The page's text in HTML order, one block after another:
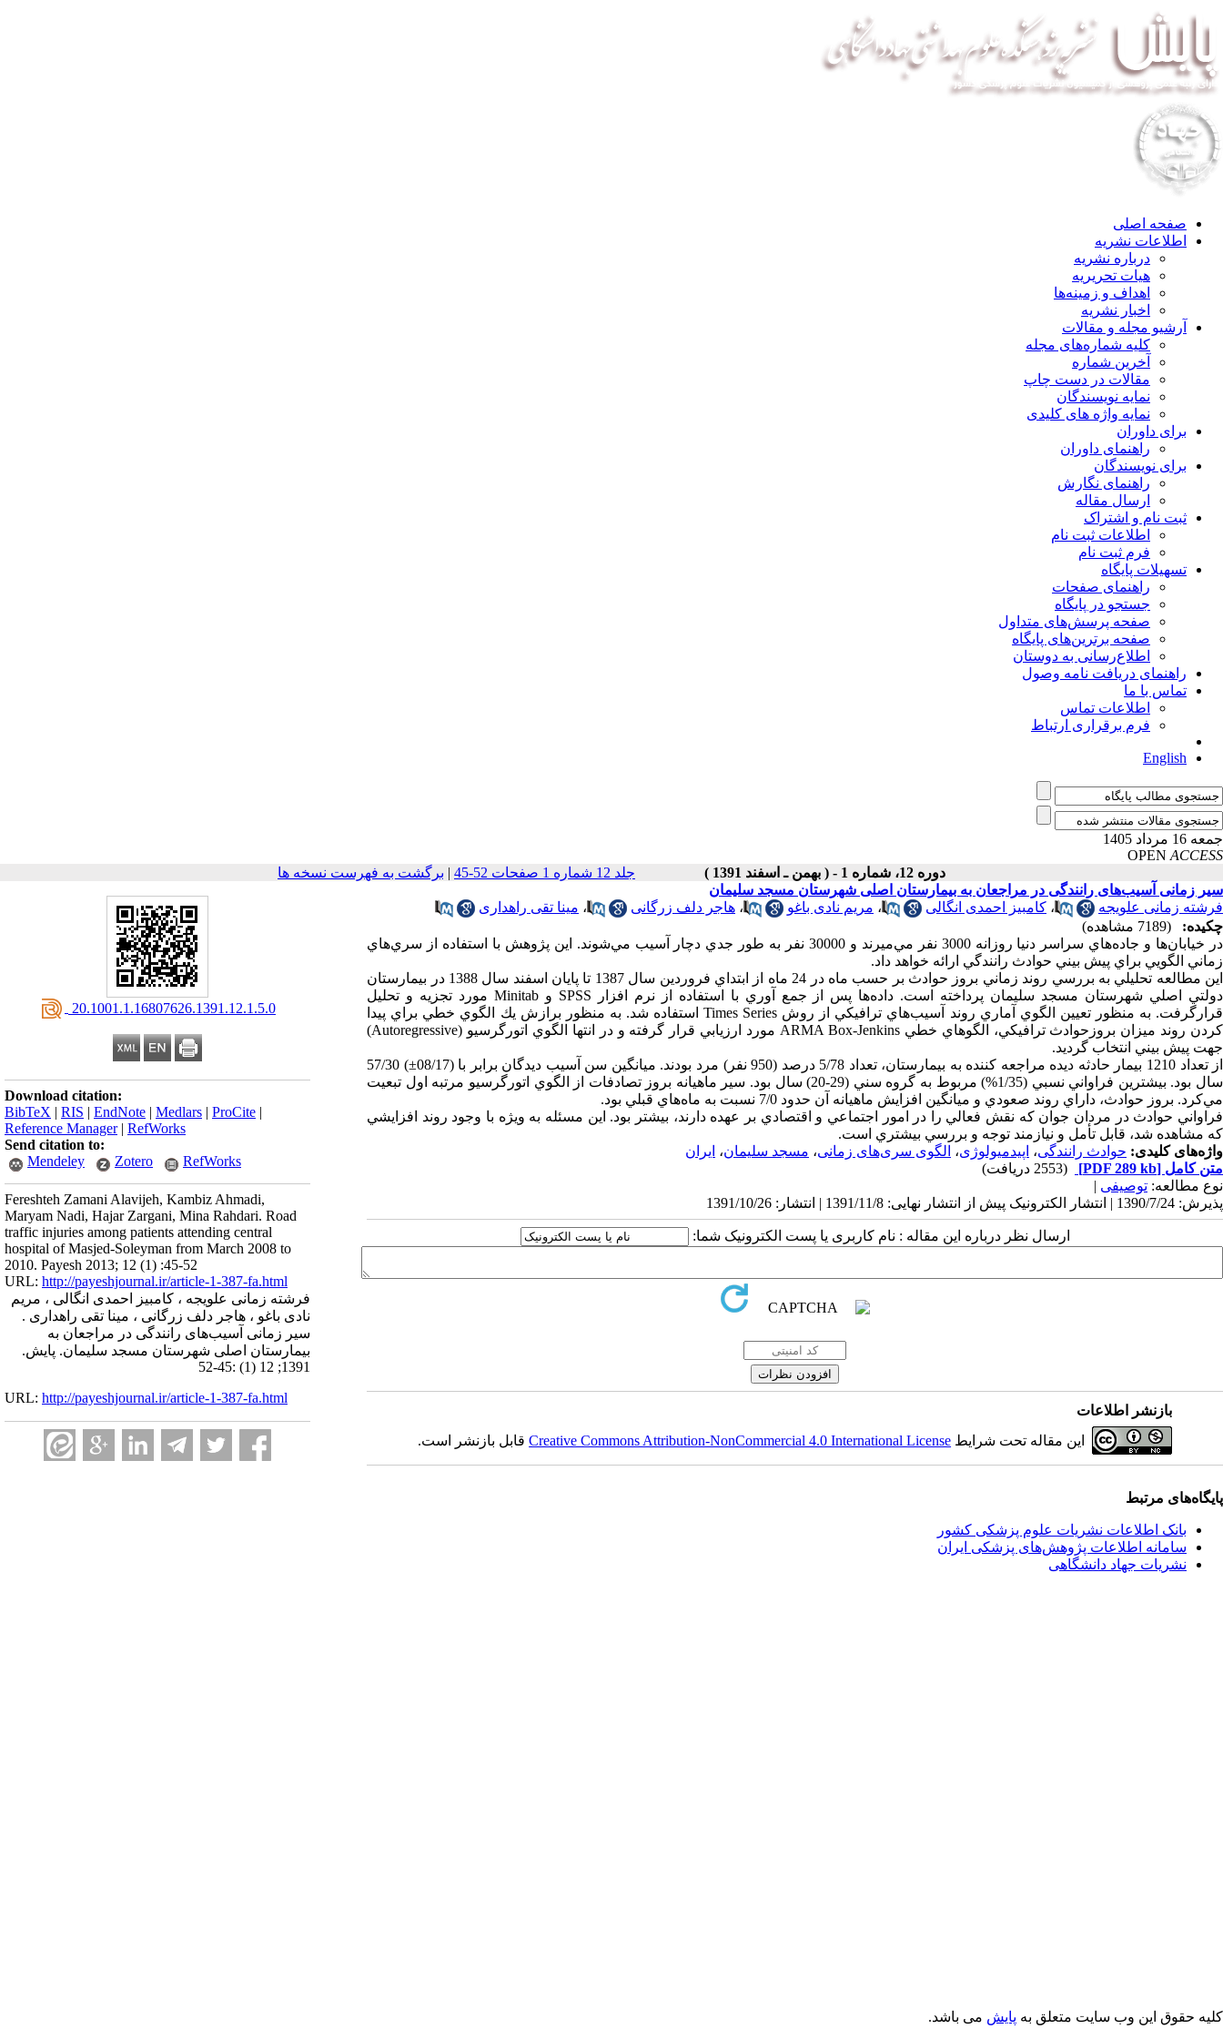
صفحه اصلی
اطلاعات نشریه
درباره نشریه
هیات تحریریه
اهداف و زمینه‌ها
اخبار نشریه
آرشیو مجله و مقالات
کلیه شماره‌های مجله
آخرین شماره
مقالات در دست چاپ
نمایه نویسندگان
نمایه واژه های کلیدی
برای داوران
راهنمای داوران
برای نویسندگان
راهنمای نگارش
ارسال مقاله
ثبت نام و اشتراک
اطلاعات ثبت نام
فرم ثبت نام
تسهیلات پایگاه
راهنمای صفحات
جستجو در پایگاه
صفحه پرسش‌های متداول
صفحه برترین‌های پایگاه
اطلاع‌رسانی به دوستان
راهنمای دریافت نامه وصول
تماس با ما
اطلاعات تماس
فرم برقراری ارتباط
English
جمعه 16 مرداد 1405
OPEN ACCESS
دوره 12، شماره 1 - ( بهمن ـ اسفند 1391 )
جلد 12 شماره 1 صفحات 52-45 | برگشت به فهرست نسخه ها
‎ 20.1001.1.16807626.1391.12.1.5.0
Download citation:
BibTeX | RIS | EndNote | Medlars | ProCite |
Reference Manager| RefWorks
Send citation to:
Mendeley
Zotero RefWorks
Fereshteh Zamani Alavijeh, Kambiz Ahmadi,
Maryam Nadi, Hajar Zargani, Mina Rahdari. Road
traffic injuries among patients attending central
hospital of Masjed-Soleyman from March 2008 to
2010. Payesh 2013; 12 (1) :45-52
URL: http://payeshjournal.ir/article-1-387-fa.html
فرشته زمانی علویجه ، کامبیز احمدی انگالی ، مریم
نادی باغو ، هاجر دلف زرگانی ، مینا تقی راهداری .
سیر زمانی آسیب‌های رانندگی در مراجعان به
بیمارستان اصلی شهرستان مسجد سلیمان. پایش.
1391; 12 (1) :45-52
URL: http://payeshjournal.ir/article-1-387-fa.html
سیر زمانی آسیب‌های رانندگی در مراجعان به بیمارستان اصلی شهرستان مسجد سلیمان
فرشته زمانی علویجه
، کامبیز احمدی انگالی ، مریم نادی باغو ، هاجر دلف زرگانی ، مینا تقی راهداری
چکیده:
(7189 مشاهده)
در خيابان‌ها و جاده‌هاي سراسر دنيا روزانه 3000 نفر مي‌ميرند و 30000 نفر به طور جدي دچار آسيب مي‌شوند. اين پژوهش با استفاده از سري‌هاي
زماني الگويي براي پيش بيني حوادث رانندگي ارائه خواهد داد.
اين مطالعه تحليلي به بررسي روند زماني بروز حوادث بر حسب ماه در 24 ماه از ابتداي فروردين سال 1387 تا پايان اسفند سال 1388 در بيمارستان
دولتي اصلي شهرستان مسجد سليمان پرداخته است. داده‌ها پس از جمع آوري با استفاده از نرم افزار SPSS و Minitab مورد تجزيه و تحليل
قرارگرفت. به منظور تعيين الگوي آماري روند آسيب‌هاي ترافيکي از روش Times Series استفاده شد. به منظور برازش يك الگوي خطي براي پيدا
كردن روند ميزان بروزحوادث ترافيکي، الگو‌هاي خطي ARMA Box-Jenkins مورد ارزيابي قرار گرفته و در انتها الگوي اتورگرسيو (Autoregressive)
جهت پيش بيني انتخاب گرديد.
از تعداد 1210 بيمار حادثه ديده مراجعه کننده به بيمارستان، تعداد 5/78 درصد (950 نفر) مرد بودند. ميانگين سن آسيب ديدگان برابر با (08/17±) 57/30
سال بود. بيشترين فراواني نسبي (1/35%) مربوط به گروه سني (29-20) سال بود. سير ماهيانه بروز تصادفات از الگوي اتورگرسيو مرتبه اول تبعيت
مي‌کرد. بروز حوادث، داراي روند صعودي و ميانگين افزايش ماهيانه آن حدود 7/0 نسبت به ماه‌هاي قبلي بود.
فراواني حوادث در مردان جوان که نقش فعالي را در امور اجتماعي و اقتصادي بر عهده دارند، بيشتر بود. اين مسئله به ويژه با وجود روند افزايشي
که مشاهده شد، قابل تأمل و نيازمند توجه و بررسي بيشتري است.
واژه‌های کلیدی: حوادث رانندگی، اپیدمیولوژی، الگوی سری‌های زمانی، مسجد سلیمان، ایران
متن کامل [PDF 289 kb]
(2553 دریافت)
نوع مطالعه: توصیفی |
پذیرش: 1390/7/24 | انتشار الکترونیک پیش از انتشار نهایی: 1391/11/8 | انتشار: 1391/10/26
ارسال نظر درباره این مقاله : نام کاربری یا پست الکترونیک شما:
بازنشر اطلاعات
این مقاله تحت شرایط Creative Commons Attribution-NonCommercial 4.0 International Licenseقابل بازنشر است.
پایگاه‌های مرتبط
بانک اطلاعات نشریات علوم پزشکی کشور
سامانه اطلاعات پژوهش‌های پزشکی ایران
نشریات جهاد دانشگاهی
کلیه حقوق این وب سایت متعلق به پایش می باشد.